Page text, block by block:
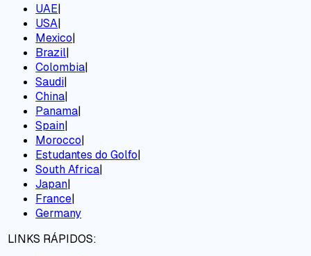
UAE|
USA|
Mexico|
Brazil|
Colombia|
Saudi|
China|
Panama|
Spain|
Morocco|
Estudantes do Golfo|
South Africa|
Japan|
France|
Germany
LINKS RÁPIDOS: